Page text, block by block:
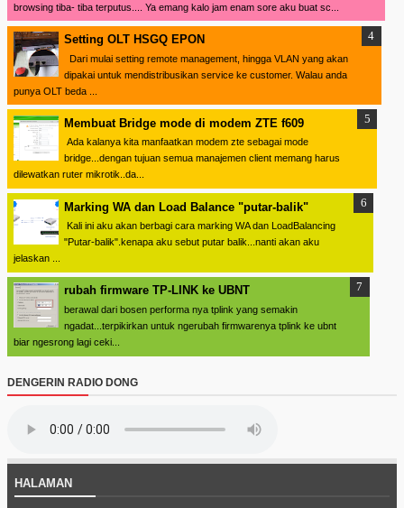
browsing tiba- tiba terputus.... Ya emang kalo jam enam sore aku buat sc...
Setting OLT HSGQ EPON
Dari mulai setting remote management, hingga VLAN yang akan
dipakai untuk mendistribusikan service ke customer. Walau anda
punya OLT beda ...
Membuat Bridge mode di modem ZTE f609
Ada kalanya kita manfaatkan modem zte sebagai mode
bridge...dengan tujuan semua manajemen client memang harus
dilewatkan ruter mikrotik..da...
Marking WA dan Load Balance "putar-balik"
Kali ini aku akan berbagi cara marking WA dan LoadBalancing
"Putar-balik".kenapa aku sebut putar balik...nanti akan aku
jelaskan ...
rubah firmware TP-LINK ke UBNT
berawal dari bosen performa nya tplink yang semakin
ngadat...terpikirkan untuk ngerubah firmwarenya tplink ke ubnt
biar ngesrong lagi ceki...
DENGERIN RADIO DONG
HALAMAN